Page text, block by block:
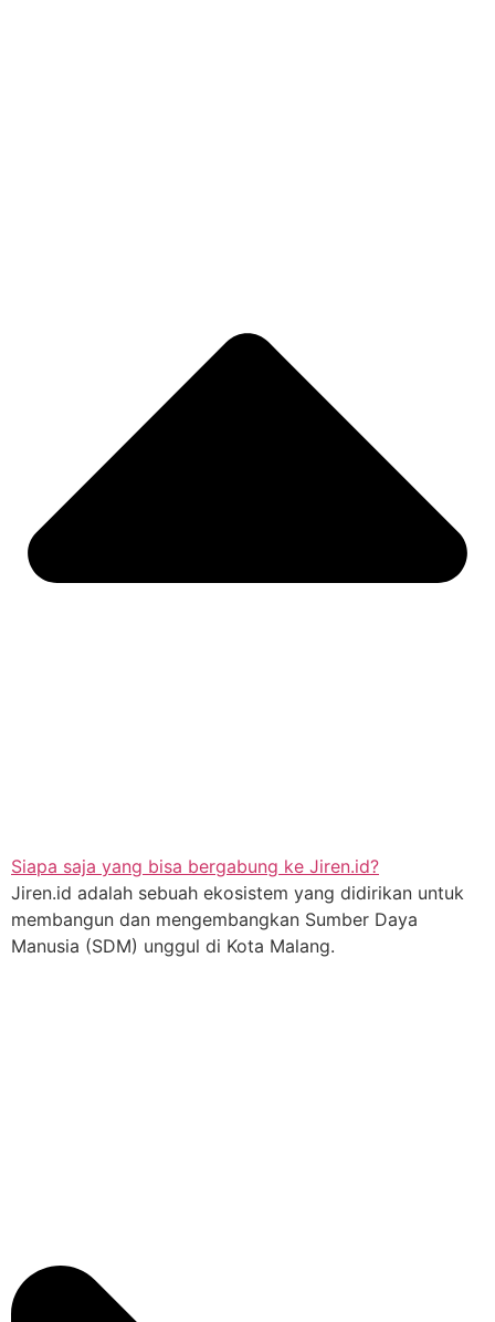
Siapa saja yang bisa bergabung ke Jiren.id?
Jiren.id adalah sebuah ekosistem yang didirikan untuk
membangun dan mengembangkan Sumber Daya
Manusia (SDM) unggul di Kota Malang.